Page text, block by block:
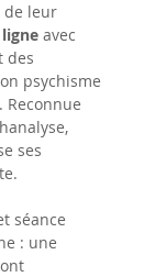
de leur
avec
des
psychisme
ses
séance
: une